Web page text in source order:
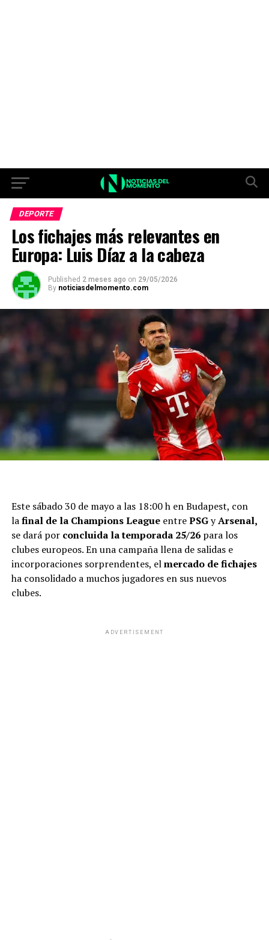
DEPORTE
Los fichajes más relevantes en
Europa: Luis Díaz a la cabeza
Published 2 meses ago on 29/05/2026
By noticiasdelmomento.com
Este sábado 30 de mayo a las 18:00 h en Budapest, con
lafinal de la Champions LeagueentrePSGyArsenal,
se dará por concluida la temporada 25/26 para los
clubes europeos. En una campaña llena de salidas e
incorporaciones sorprendentes, elmercado de fichajes
ha consolidado a muchos jugadores en sus nuevos
clubes.
ADVERTISEMENT